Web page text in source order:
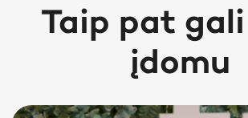
Taip pat
įdomu